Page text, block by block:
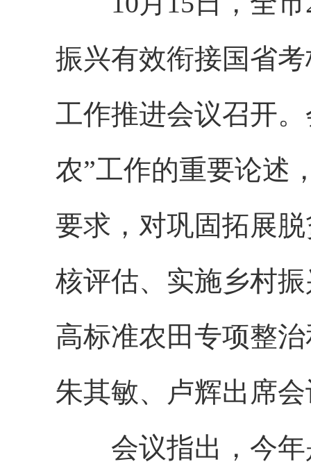
振兴有效衔接国省
工作推进会议召开
农”工作的重要论述
要求，对巩固拓展
核评估、实施乡村
高标准农田专项整
朱其敏、卢辉出席
会议指出，今年